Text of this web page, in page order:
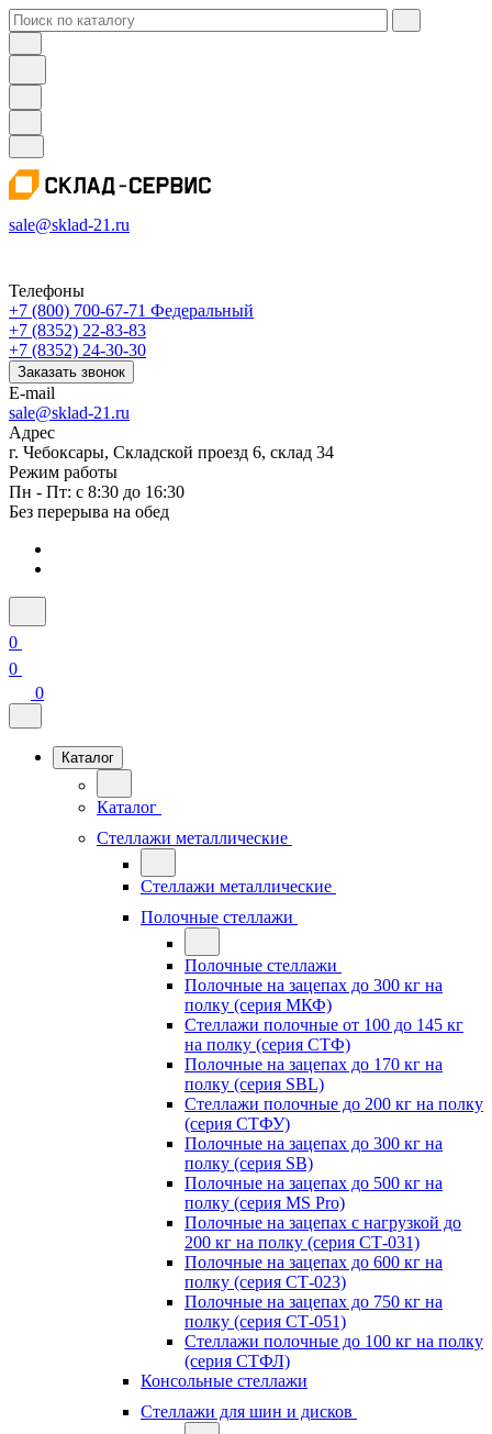
sale@sklad-21.ru
Телефоны
+7 (800) 700-67-71 Федеральный
+7 (8352) 22-83-83
+7 (8352) 24-30-30
Заказать звонок
E-mail
sale@sklad-21.ru
Адрес
г. Чебоксары, Складской проезд 6, склад 34
Режим работы
Пн - Пт: с 8:30 до 16:30
Без перерыва на обед
0
0
0
Каталог
Каталог
Стеллажи металлические
Стеллажи металлические
Полочные стеллажи
Полочные стеллажи
Полочные на зацепах до 300 кг на
полку (серия МКФ)
Стеллажи полочные от 100 до 145 кг
на полку (серия СТФ)
Полочные на зацепах до 170 кг на
полку (серия SBL)
Стеллажи полочные до 200 кг на полку
(серия СТФУ)
Полочные на зацепах до 300 кг на
полку (серия SB)
Полочные на зацепах до 500 кг на
полку (серия MS Pro)
Полочные на зацепах с нагрузкой до
200 кг на полку (серия СТ-031)
Полочные на зацепах до 600 кг на
полку (серия СТ-023)
Полочные на зацепах до 750 кг на
полку (серия СТ-051)
Стеллажи полочные до 100 кг на полку
(серия СТФЛ)
Консольные стеллажи
Стеллажи для шин и дисков